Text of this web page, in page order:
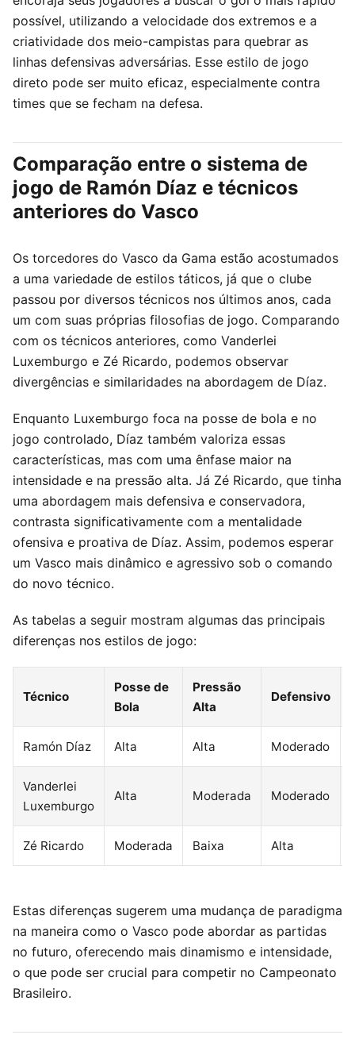
possível, utilizando a velocidade dos extremos e a
criatividade dos meio-campistas para quebrar as
linhas defensivas adversárias. Esse estilo de jogo
direto pode ser muito eficaz, especialmente contra
times que se fecham na defesa.
Comparação entre o sistema de
jogo de Ramón Díaz e técnicos
anteriores do Vasco
Os torcedores do Vasco da Gama estão acostumados
a uma variedade de estilos táticos, já que o clube
passou por diversos técnicos nos últimos anos, cada
um com suas próprias filosofias de jogo. Comparando
com os técnicos anteriores, como Vanderlei
Luxemburgo e Zé Ricardo, podemos observar
divergências e similaridades na abordagem de Díaz.
Enquanto Luxemburgo foca na posse de bola e no
jogo controlado, Díaz também valoriza essas
características, mas com uma ênfase maior na
intensidade e na pressão alta. Já Zé Ricardo, que tinha
uma abordagem mais defensiva e conservadora,
contrasta significativamente com a mentalidade
ofensiva e proativa de Díaz. Assim, podemos esperar
um Vasco mais dinâmico e agressivo sob o comando
do novo técnico.
As tabelas a seguir mostram algumas das principais
diferenças nos estilos de jogo:
Técnico
Posse de
Bola
Pressão
Alta
Defensivo
Ramón Díaz Alta Alta Moderado
Vanderlei
Luxemburgo
Alta Moderada Moderado
Zé Ricardo Moderada Baixa Alta
Estas diferenças sugerem uma mudança de paradigma
na maneira como o Vasco pode abordar as partidas
no futuro, oferecendo mais dinamismo e intensidade,
o que pode ser crucial para competir no Campeonato
Brasileiro.